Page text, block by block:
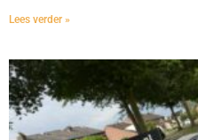
Lees verder »